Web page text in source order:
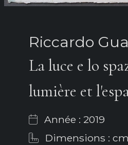
Riccardo
La luce e lo
lumière et
Année : 2019
Dimensions :